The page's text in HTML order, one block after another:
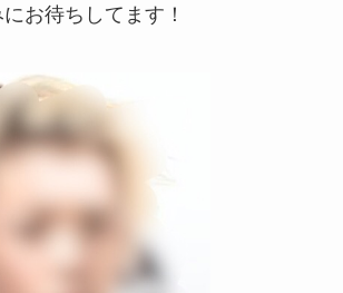
お待ちしてます！